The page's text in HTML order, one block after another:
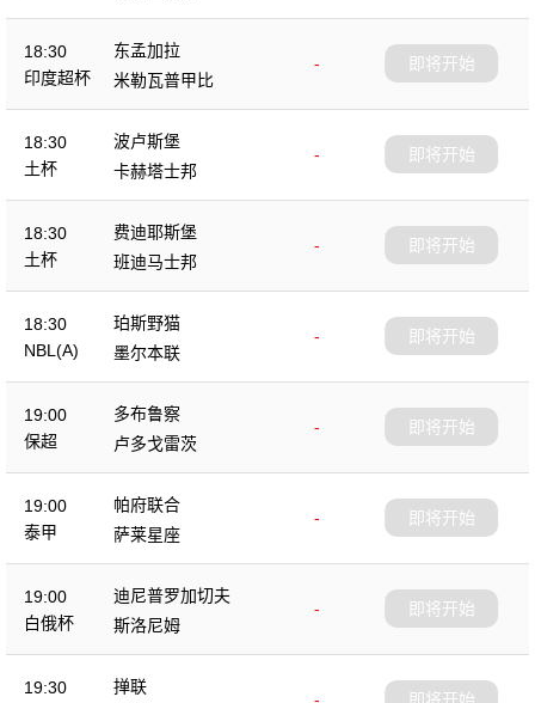
18:30
印度超杯
东孟加拉
-
米勒瓦普甲比
即将开始
18:30
土杯
波卢斯堡
-
卡赫塔士邦
即将开始
18:30
土杯
费迪耶斯堡
-
班迪马士邦
即将开始
18:30
NBL(A)
珀斯野猫
-
墨尔本联
即将开始
19:00
保超
多布鲁察
-
卢多戈雷茨
即将开始
19:00
泰甲
帕府联合
-
萨莱星座
即将开始
19:00
白俄杯
迪尼普罗加切夫
-
斯洛尼姆
即将开始
19:30 掸联